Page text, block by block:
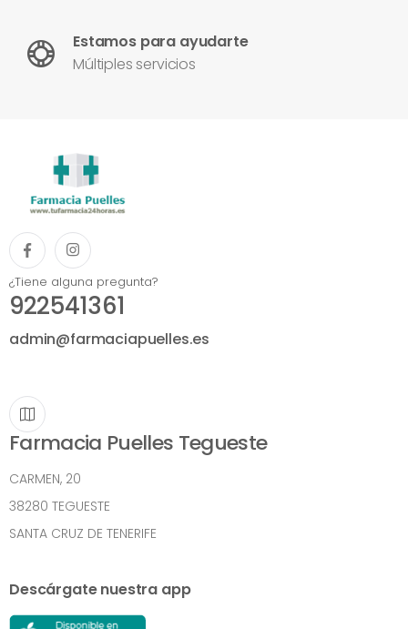
Estamos para ayudarte
Múltiples servicios
¿Tiene alguna pregunta?
922541361
admin@farmaciapuelles.es
Farmacia Puelles Tegueste
CARMEN, 20
38280 TEGUESTE
SANTA CRUZ DE TENERIFE
Descárgate nuestra app